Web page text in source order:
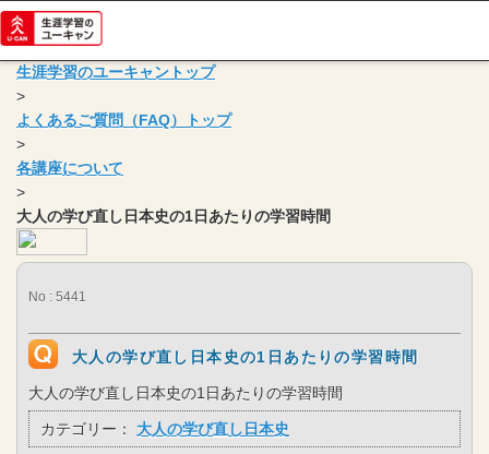
生涯学習のユーキャントップ
>
よくあるご質問（FAQ）トップ
>
各講座について
>
大人の学び直し日本史の1日あたりの学習時間
No : 5441
大人の学び直し日本史の1日あたりの学習時間
大人の学び直し日本史の1日あたりの学習時間
カテゴリー： 大人の学び直し日本史